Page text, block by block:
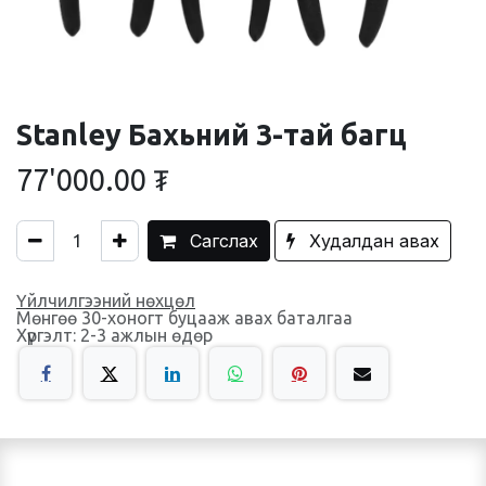
Stanley Бахьний 3-тай багц
77'000.00 ₮
Сагслах Худалдан авах
Үйлчилгээний нөхцөл
Мөнгөө 30-хоногт буцааж авах баталгаа
Хүргэлт: 2-3 ажлын өдөр